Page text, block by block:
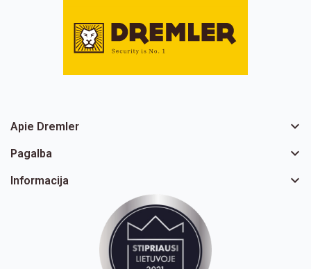
Apie Dremler 
Pagalba 
Informacija 